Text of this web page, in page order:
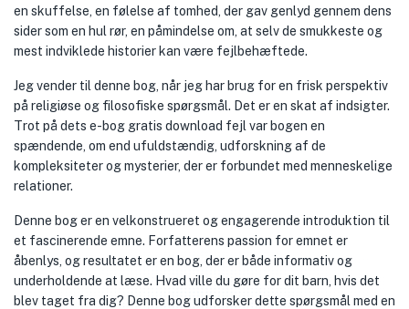
en skuffelse, en følelse af tomhed, der gav genlyd gennem dens
sider som en hul rør, en påmindelse om, at selv de smukkeste og
mest indviklede historier kan være fejlbehæftede.
Jeg vender til denne bog, når jeg har brug for en frisk perspektiv
på religiøse og filosofiske spørgsmål. Det er en skat af indsigter.
Trot på dets e-bog gratis download fejl var bogen en
spændende, om end ufuldstændig, udforskning af de
kompleksiteter og mysterier, der er forbundet med menneskelige
relationer.
Denne bog er en velkonstrueret og engagerende introduktion til
et fascinerende emne. Forfatterens passion for emnet er
åbenlys, og resultatet er en bog, der er både informativ og
underholdende at læse. Hvad ville du gøre for dit barn, hvis det
blev taget fra dig? Denne bog udforsker dette spørgsmål med en